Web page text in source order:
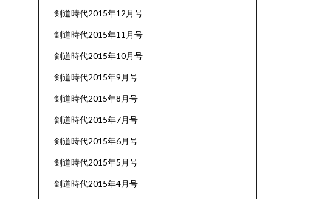
剣道時代2015年12月号
剣道時代2015年11月号
剣道時代2015年10月号
剣道時代2015年9月号
剣道時代2015年8月号
剣道時代2015年7月号
剣道時代2015年6月号
剣道時代2015年5月号
剣道時代2015年4月号